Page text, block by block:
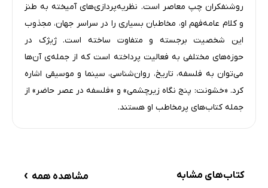
روشنفکران چپ معاصر است. نظریه‌پردازی‌های آمیخته به طنز
و کلام عامه‌فهم او، مخاطبان بسیاری را در سراسر جهان، مجذوب
این شخصیت برجسته و متفاوت ساخته است. ژیژک در
حوزه‌های مختلفی به فعالیت پرداخته است که از جمله‌ی آن‌ها
می‌توان به فلسفه، تاریخ، روان‌شناسی، سینما و موسیقی اشاره
کرد. «خشونت: پنج نگاه زیرچشمی» و «فلسفه در عصر حاضر» از
جمله کتاب‌های پرمخاطب او هستند.
کتاب‌های مشابه مشاهده همه ›